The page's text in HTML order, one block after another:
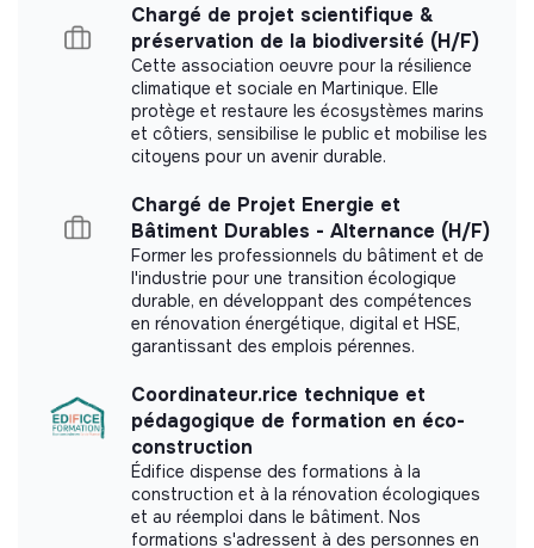
Chargé de projet scientifique &
préservation de la biodiversité (H/F)
Cette association oeuvre pour la résilience
climatique et sociale en Martinique. Elle
protège et restaure les écosystèmes marins
et côtiers, sensibilise le public et mobilise les
citoyens pour un avenir durable.
Chargé de Projet Energie et
Bâtiment Durables - Alternance (H/F)
Former les professionnels du bâtiment et de
l'industrie pour une transition écologique
durable, en développant des compétences
en rénovation énergétique, digital et HSE,
garantissant des emplois pérennes.
Coordinateur.rice technique et
pédagogique de formation en éco-
construction
Édifice dispense des formations à la
construction et à la rénovation écologiques
et au réemploi dans le bâtiment. Nos
formations s'adressent à des personnes en